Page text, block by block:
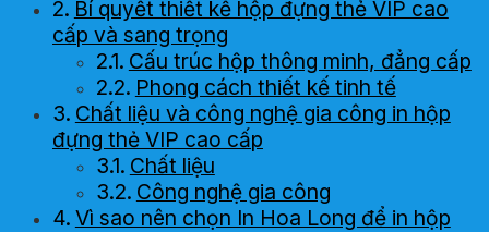
Bí quyết thiết kế hộp đựng thẻ VIP cao
cấp và sang trọng
Cấu trúc hộp thông minh, đẳng cấp
Phong cách thiết kế tinh tế
Chất liệu và công nghệ gia công in hộp
đựng thẻ VIP cao cấp
Chất liệu
Công nghệ gia công
Vì sao nên chọn In Hoa Long để in hộp